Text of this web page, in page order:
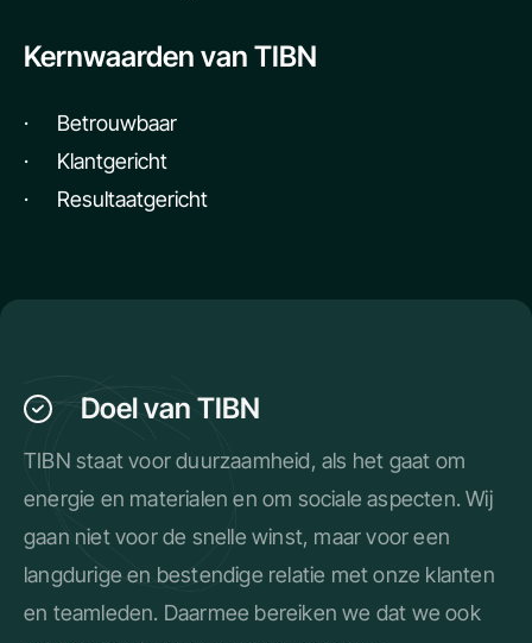
Kernwaarden van TIBN
· Betrouwbaar
· Klantgericht
· Resultaatgericht
Doel van TIBN
TIBN staat voor duurzaamheid, als het gaat om
energie en materialen en om sociale aspecten. Wij
gaan niet voor de snelle winst, maar voor een
langdurige en bestendige relatie met onze klanten
en teamleden. Daarmee bereiken we dat we ook